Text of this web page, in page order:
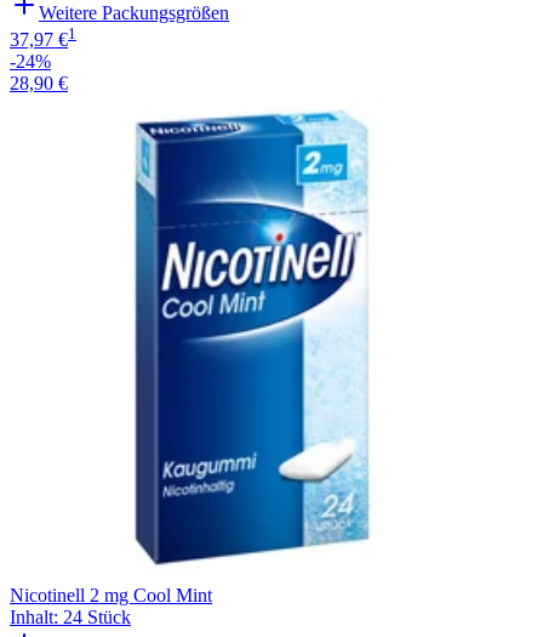
Weitere Packungsgrößen
37,97 €1
-24%
28,90 €
Nicotinell 2 mg Cool Mint
Inhalt: 24 Stück